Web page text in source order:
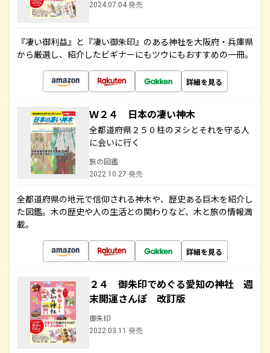
2024.07.04 発売
『凄い御利益』と『凄い御朱印』のある神社を大阪府・兵庫県
から厳選し、紹介したビギナーにもツウにもおすすめの一冊。
詳細を見る
Ｗ２４ 日本の凄い神木
全都道府県２５０柱のヌシとそれを守る人
に会いに行く
旅の図鑑
2022.10.27 発売
全都道府県の地元で信仰される神木や、歴史ある巨木を紹介し
た図鑑。木の歴史や人の生活との関わりなど、木と旅の情報満
載。
詳細を見る
２４ 御朱印でめぐる愛知の神社 週
末開運さんぽ 改訂版
御朱印
2022.03.11 発売